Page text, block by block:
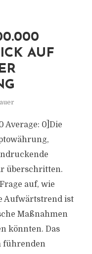
AUF
Average: 0]Die
überschritten.
auf, wie
Aufwärtstrend ist
Maßnahmen
könnten. Das
führenden